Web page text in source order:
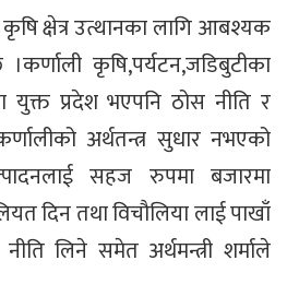
क्षेत्र उत्थानका लागि आबश्यक
कृषि,पर्यटन,जडिबुटीका
युक्त प्रदेश भएपनि ठोस नीति र
अर्थतन्त्र सुधार नभएको
सहज रुपमा बजारमा
दिन तथा विचौलिया लाई पाखाँ
लिने समेत अर्थमन्त्री शर्माले